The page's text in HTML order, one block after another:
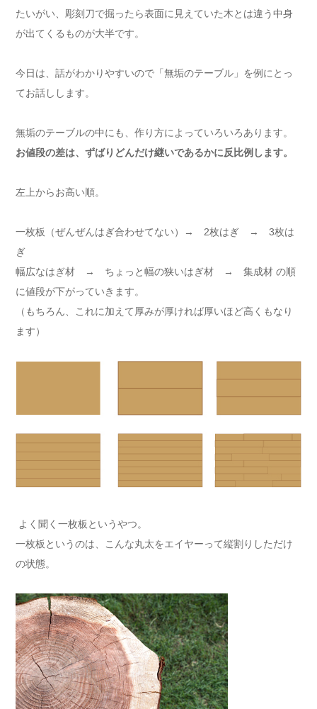
たいがい、彫刻刀で掘ったら表面に見えていた木とは違う中身
が出てくるものが大半です。
今日は、話がわかりやすいので「無垢のテーブル」を例にとっ
てお話しします。
無垢のテーブルの中にも、作り方によっていろいろあります。
お値段の差は、ずばりどんだけ継いであるかに反比例します。
左上からお高い順。
一枚板（ぜんぜんはぎ合わせてない）→ 2枚はぎ → 3枚は
ぎ
幅広なはぎ材 → ちょっと幅の狭いはぎ材 → 集成材 の順
に値段が下がっていきます。
（もちろん、これに加えて厚みが厚ければ厚いほど高くもなり
ます）
よく聞く一枚板というやつ。
一枚板というのは、こんな丸太をエイヤーって縦割りしただけ
の状態。